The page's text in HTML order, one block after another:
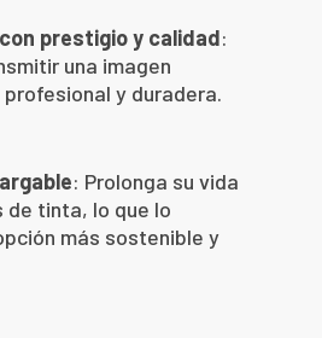
prestigio y calidad:
una imagen
y duradera.
: Prolonga su vida
de tinta, lo que lo
más sostenible y